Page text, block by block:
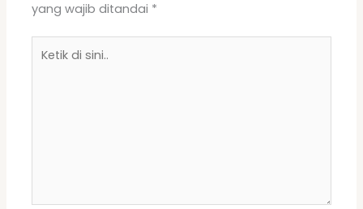
yang wajib ditandai *
di